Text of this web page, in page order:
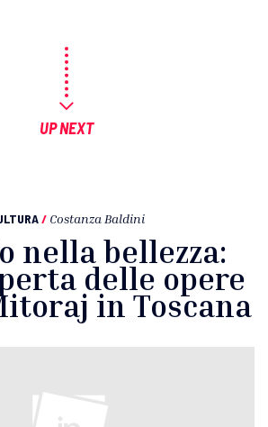
UP NEXT
/ Costanza Baldini
nella bellezza:
delle opere
in Toscana